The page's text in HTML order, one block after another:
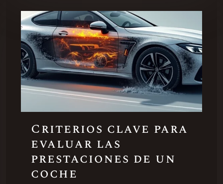
Criterios clave para
evaluar las
prestaciones de un
coche